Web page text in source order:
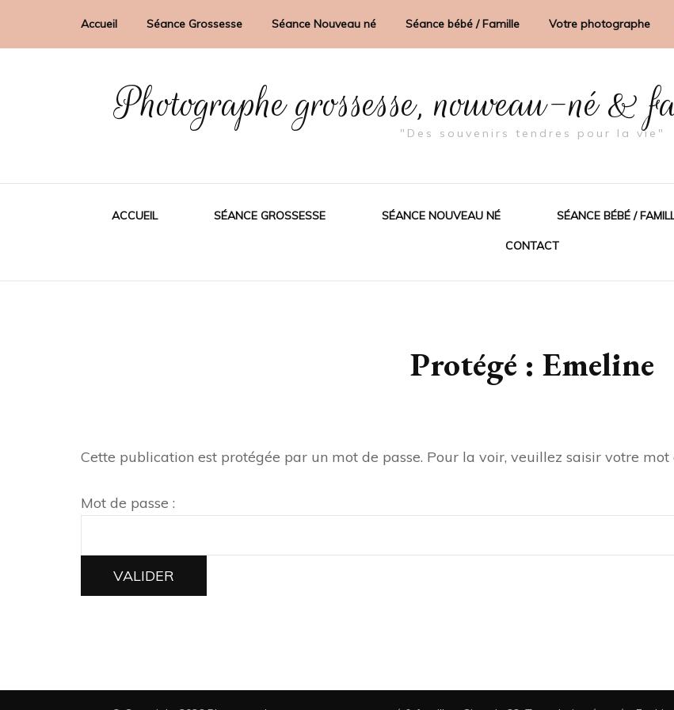
Accueil Séance Grossesse Séance Nouveau né Séance bébé / Famille Votre photographe
Photographe grossesse, nouveau-né
"Des souvenirs tendres pour la vie"
ACCUEIL SÉANCE GROSSESSE SÉANCE NOUVEAU NÉ SÉANCE BÉBÉ /
CONTACT
Protégé : Emeline
Cette publication est protégée par un mot de passe. Pour la voir, veuillez saisir votre mot
Mot de passe :